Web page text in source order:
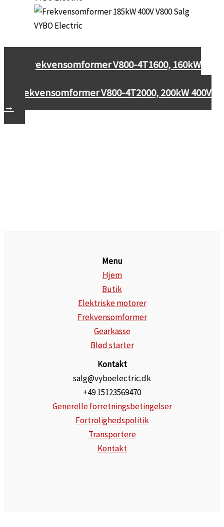
Frekvensomformer V800-4T1600, 160kW
Frekvensomformer V800-4T2000, 200kW 400V
→
Menu
Hjem
Butik
Elektriske motorer
Frekvensomformer
Gearkasse
Blød starter
Kontakt
salg@vyboelectric.dk
+49 15123569470
Generelle forretningsbetingelser
Fortrolighedspolitik
Transportere
Kontakt